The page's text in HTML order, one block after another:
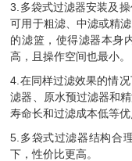
3.多袋式过滤器安装及
可用于粗滤、中滤或精
的滤篮，使得滤器本身
高，且操作空间也最小。
4.在同样过滤效果的情
滤器、原水预过滤器和
寿命长和过滤成本低等优
5.多袋式过滤器结构合
下，性价比更高。